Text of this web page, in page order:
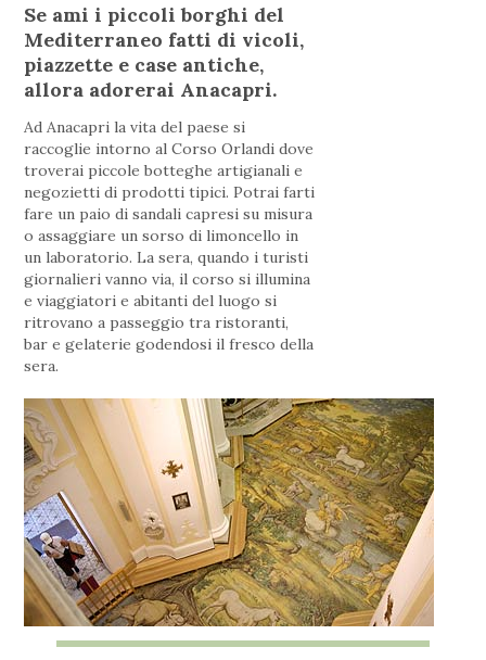
Se ami i piccoli borghi del
Mediterraneo fatti di vicoli,
piazzette e case antiche,
allora adorerai Anacapri.
Ad Anacapri la vita del paese si
raccoglie intorno al Corso Orlandi dove
troverai piccole botteghe artigianali e
negozietti di prodotti tipici. Potrai farti
fare un paio di sandali capresi su misura
o assaggiare un sorso di limoncello in
un laboratorio. La sera, quando i turisti
giornalieri vanno via, il corso si illumina
e viaggiatori e abitanti del luogo si
ritrovano a passeggio tra ristoranti,
bar e gelaterie godendosi il fresco della
sera.